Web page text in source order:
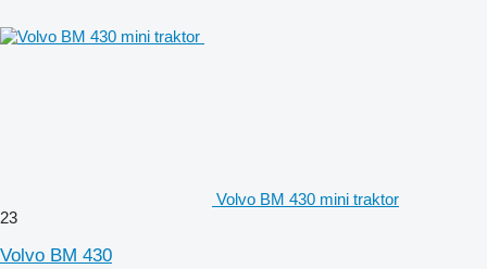
Volvo BM 430 mini traktor
23
Volvo BM 430